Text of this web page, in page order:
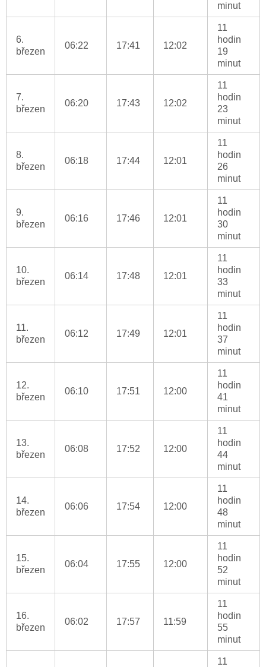
minut
6.
březen
06:22 17:41 12:02
11
hodin
19
minut
7.
březen
06:20 17:43 12:02
11
hodin
23
minut
8.
březen
06:18 17:44 12:01
11
hodin
26
minut
9.
březen
06:16 17:46 12:01
11
hodin
30
minut
10.
březen
06:14 17:48 12:01
11
hodin
33
minut
11.
březen
06:12 17:49 12:01
11
hodin
37
minut
12.
březen
06:10 17:51 12:00
11
hodin
41
minut
13.
březen
06:08 17:52 12:00
11
hodin
44
minut
14.
březen
06:06 17:54 12:00
11
hodin
48
minut
15.
březen
06:04 17:55 12:00
11
hodin
52
minut
16.
březen
06:02 17:57 11:59
11
hodin
55
minut
11